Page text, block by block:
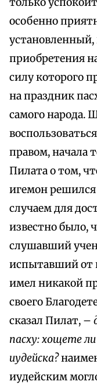
особенно
приобретения
силу которого
на праздник
самого народа.
правом, начала
Пилата о том,
игемон решился
случаем для
известно было,
слушавший
испытавший от
имел никакой
своего
сказал Пилат, –
пасху: хощете
иудейска?
иудейским